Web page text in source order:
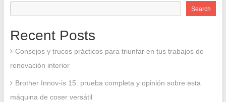
Search
Recent Posts
Consejos y trucos prácticos para triunfar en tus trabajos de
renovación interior
Brother Innov-is 15: prueba completa y opinión sobre esta
máquina de coser versátil